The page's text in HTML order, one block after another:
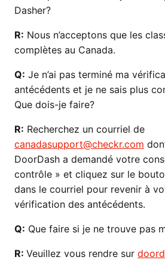
Dasher?
R: Nous n’acceptons que les
complètes au Canada.
Q: Je n’ai pas terminé ma
antécédents et je ne sais plus
Que dois-je faire?
R: Recherchez un courriel de
canadasupport@checkr.com
DoorDash a demandé votre
contrôle » et cliquez sur le
dans le courriel pour revenir à
vérification des antécédents.
Q: Que faire si je ne trouve pas
R: Veuillez vous rendre sur